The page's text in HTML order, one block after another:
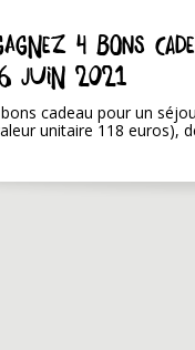
Gagnez 4 bons
juin 2021
cadeau pour un
unitaire 118 euros),